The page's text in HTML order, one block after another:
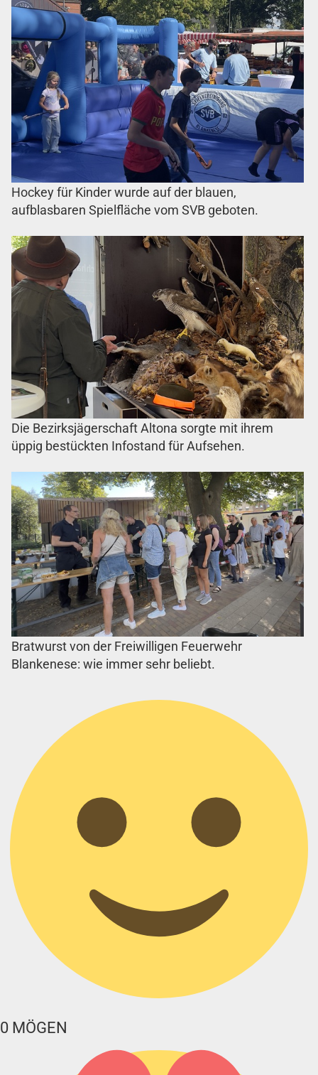
Hockey für Kinder wurde auf der blauen,
aufblasbaren Spielfläche vom SVB geboten.
Die Bezirksjägerschaft Altona sorgte mit ihrem
üppig bestückten Infostand für Aufsehen.
Bratwurst von der Freiwilligen Feuerwehr
Blankenese: wie immer sehr beliebt.
0 MÖGEN